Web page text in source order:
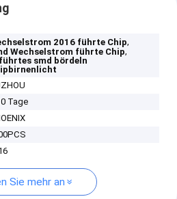
2016 führte Chip,
Wechselstrom führte Chip,
smd bördeln
Tage
Sie mehr an